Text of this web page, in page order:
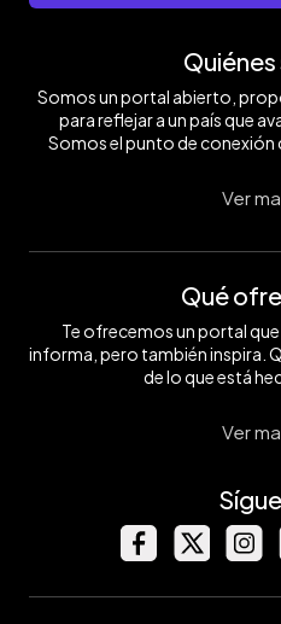
Somos un portal abierto,
para reflejar a un país que
Somos el punto de conexión
Ver
Qué
Te ofrecemos un portal
informa, pero también inspira.
de lo que está
Ver